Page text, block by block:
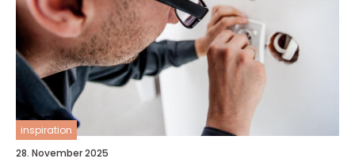
inspiration
28. November 2025